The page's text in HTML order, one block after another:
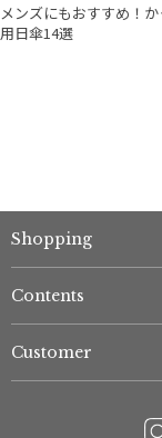
メンズにもおすすめ！
用日傘14選
Shopping
Contents
Customer